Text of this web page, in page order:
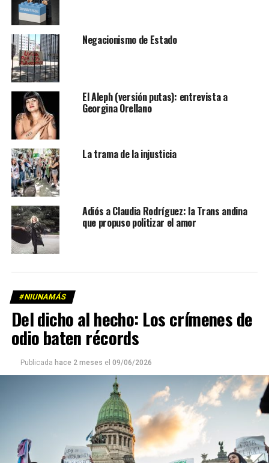
Negacionismo de Estado
El Aleph (versión putas): entrevista a
Georgina Orellano
La trama de la injusticia
Adiós a Claudia Rodríguez: la Trans andina
que propuso politizar el amor
#NIUNAMÁS
Del dicho al hecho: Los crímenes de
odio baten récords
Publicada hace 2 meses el 09/06/2026